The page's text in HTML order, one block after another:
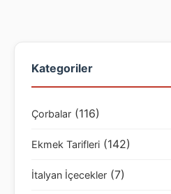
Kategoriler
Çorbalar (116)
Ekmek Tarifleri (142)
İtalyan İçecekler (7)